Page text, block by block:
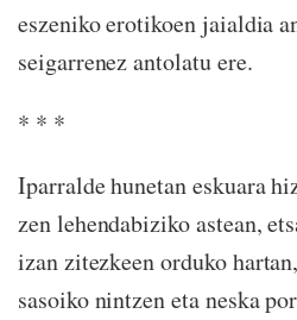
eszeniko erotikoen jaialdia
seigarrenez antolatu ere.
* * *
Iparralde hunetan eskuara
zen lehendabiziko astean,
izan zitezkeen orduko
sasoiko nintzen eta neska